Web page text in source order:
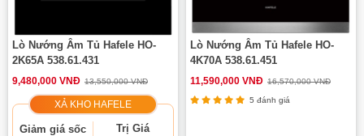
Lò Nướng Âm Tủ Hafele HO-
2K65A 538.61.431
9,480,000 VNĐ 13,550,000 VNĐ
XẢ KHO HAFELE
Giảm giá sốc
Trị Giá
Lò Nướng Âm Tủ Hafele HO-
4K70A 538.61.451
11,590,000 VNĐ 16,570,000 VNĐ
5 đánh giá